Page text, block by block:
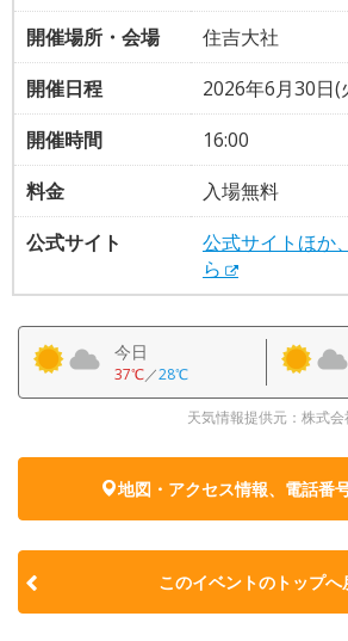
開催場所・会場
住吉大社
開催日程
2026年6月30日(
開催時間
16:00
料金
入場無料
公式サイト
公式サイトほか
ら
今日
37℃／28℃
天気情報提供元：株式
地図・アクセス情報、電話番
このイベントのトップへ